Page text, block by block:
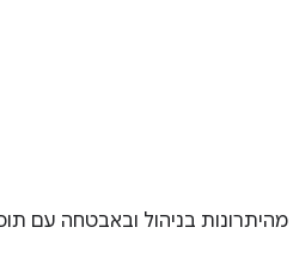
בניהול ובאבטחה